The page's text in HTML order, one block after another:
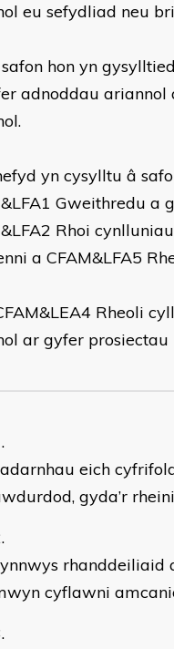
eu sefydliad neu
safon hon yn
adnoddau ariannol
yn cysylltu â
Gweithredu a
Rhoi
a CFAM&LFA5
Rheoli
ar gyfer
adarnhau eich
gyda’r
rhanddeiliaid
cyflawni